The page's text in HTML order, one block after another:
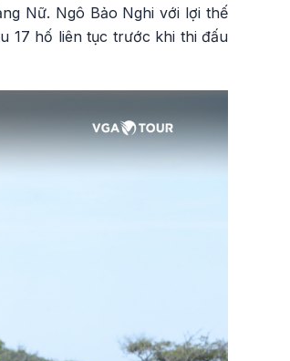
Nữ. Ngô Bảo Nghi với lợi thế
17 hố liên tục trước khi thi đấu